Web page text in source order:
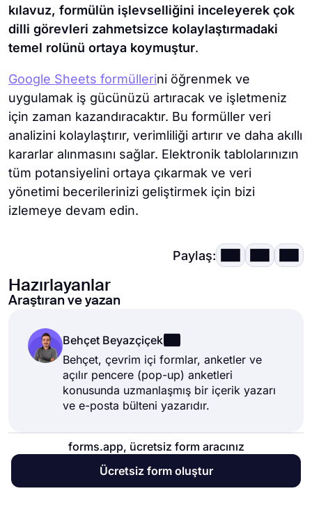
💡 GOOGLETRANSLATE ile çevirilerde
ustalaştıktan sonra, çok dilli veri
içgörülerinizi daha fazla analiz etmek
için yüzdelik dilim işlevini keşfedin.
kılavuz, formülün işlevselliğini inceleyerek çok
dilli görevleri zahmetsizce kolaylaştırmadaki
temel rolünü ortaya koymuştur.
Google Sheets formüllerini öğrenmek ve
uygulamak iş gücünüzü artıracak ve işletmeniz
için zaman kazandıracaktır. Bu formüller veri
analizini kolaylaştırır, verimliliği artırır ve daha akıllı
kararlar alınmasını sağlar. Elektronik tablolarınızın
tüm potansiyelini ortaya çıkarmak ve veri
yönetimi becerilerinizi geliştirmek için bizi
izlemeye devam edin.
Paylaş:
Hazırlayanlar
Araştıran ve yazan
Behçet Beyazçiçek
Behçet, çevrim içi formlar, anketler ve
açılır pencere (pop-up) anketleri
konusunda uzmanlaşmış bir içerik yazarı
ve e-posta bülteni yazarıdır.
forms.app, ücretsiz form aracınız
Ücretsiz form oluştur